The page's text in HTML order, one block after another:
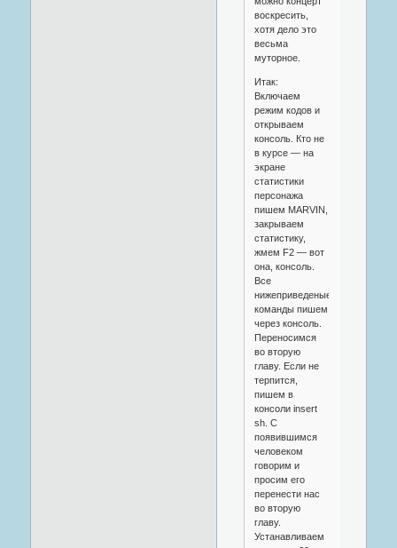
воскресить,
хотя дело это
весьма
муторное.
Итак:
Включаем
режим кодов и
открываем
консоль. Кто не
в курсе — на
экране
статистики
персонажа
пишем MARVIN,
закрываем
статистику,
жмем F2 — вот
она, консоль.
Все
нижеприведеные
команды пишем
через консоль.
Переносимся
во вторую
главу. Если не
терпится,
пишем в
консоли insert
sh. С
появившимся
человеком
говорим и
просим его
перенести нас
во вторую
главу.
Устанавливаем